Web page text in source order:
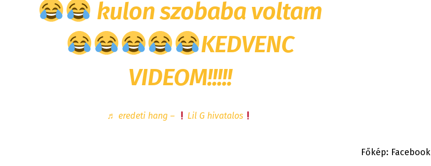
kulon szobaba voltam
KEDVENC
VIDEOM!!!!!
♬ eredeti hang – Lil G hivatalos
Főkép: Facebook